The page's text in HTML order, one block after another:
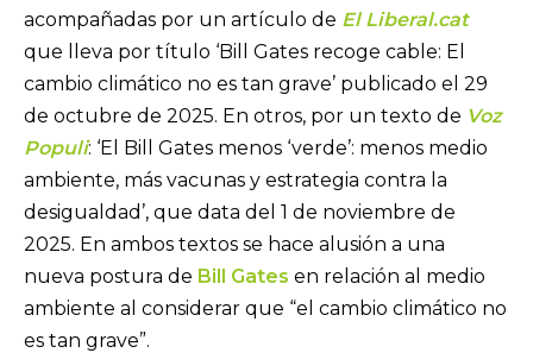
acompañadas por un artículo de El Liberal.cat
que lleva por título ‘Bill Gates recoge cable: El
cambio climático no es tan grave’ publicado el 29
de octubre de 2025. En otros, por un texto de Voz
Populi: ‘El Bill Gates menos ‘verde’: menos medio
ambiente, más vacunas y estrategia contra la
desigualdad’, que data del 1 de noviembre de
2025. En ambos textos se hace alusión a una
nueva postura de Bill Gates en relación al medio
ambiente al considerar que “el cambio climático no
es tan grave”.